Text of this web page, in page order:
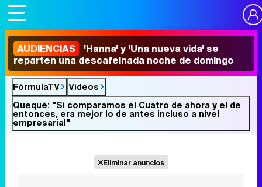
AUDIENCIAS 'Hanna' y 'Una nueva vida' se
reparten una descafeinada noche de domingo
FórmulaTV
Vídeos
Quequé: "Si comparamos el Cuatro de ahora y el de
entonces, era mejor lo de antes incluso a nivel
empresarial"
Eliminar anuncios